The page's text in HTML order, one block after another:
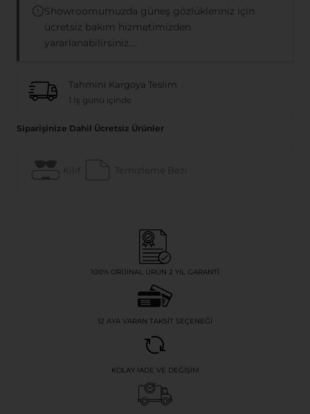
Showroomumuzda güneş gözlükleriniz için
ücretsiz bakım hizmetimizden
yararlanabilirsiniz....
Tahmini Kargoya Teslim
1 İş günü içinde
Siparişinize Dahil Ücretsiz Ürünler
Kılıf Temizleme Bezi
100% ORIJINAL ÜRÜN 2 YIL GARANTI
12 AYA VARAN TAKSIT SEÇENEĞI
KOLAY İADE VE DEĞIŞIM